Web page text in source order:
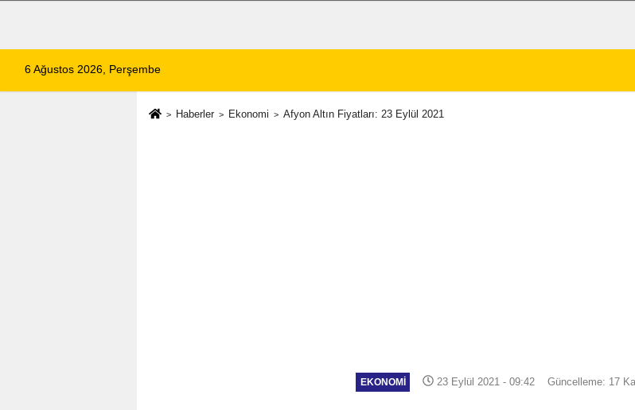
6 Ağustos 2026, Perşembe
Haberler Ekonomi Afyon Altın Fiyatları: 23 Eylül 2021
EKONOMI 23 Eylül 2021 - 09:42 Güncelleme: 17